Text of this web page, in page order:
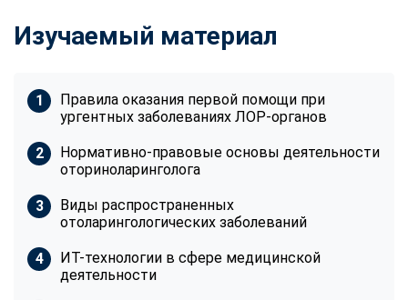
Изучаемый материал
Правила оказания первой помощи при
ургентных заболеваниях ЛОР-органов
Нормативно-правовые основы деятельности
оториноларинголога
Виды распространенных
отоларингологических заболеваний
ИТ-технологии в сфере медицинской
деятельности